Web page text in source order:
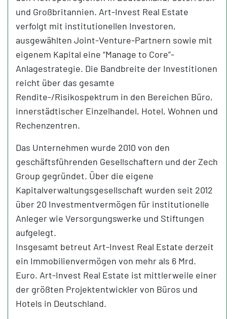
und Großbritannien. Art-Invest Real Estate
verfolgt mit institutionellen Investoren,
ausgewählten Joint-Venture-Partnern sowie mit
eigenem Kapital eine “Manage to Core”-
Anlagestrategie. Die Bandbreite der Investitionen
reicht über das gesamte
Rendite-/Risikospektrum in den Bereichen Büro,
innerstädtischer Einzelhandel, Hotel, Wohnen und
Rechenzentren.
Das Unternehmen wurde 2010 von den
geschäftsführenden Gesellschaftern und der Zech
Group gegründet. Über die eigene
Kapitalverwaltungsgesellschaft wurden seit 2012
über 20 Investmentvermögen für institutionelle
Anleger wie Versorgungswerke und Stiftungen
aufgelegt.
Insgesamt betreut Art-Invest Real Estate derzeit
ein Immobilienvermögen von mehr als 6 Mrd.
Euro. Art-Invest Real Estate ist mittlerweile einer
der größten Projektentwickler von Büros und
Hotels in Deutschland.